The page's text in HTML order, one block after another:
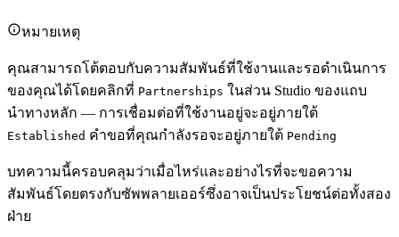
หมายเหตุ
คุณสามารถโต้ตอบกับความสัมพันธ์ที่ใช้งานและรอดำเนินการ
ของคุณได้โดยคลิกที่ Partnerships ในส่วน Studio ของแถบ
นำทางหลัก — การเชื่อมต่อที่ใช้งานอยู่จะอยู่ภายใต้
Established คำขอที่คุณกำลังรอจะอยู่ภายใต้ Pending
บทความนี้ครอบคลุมว่าเมื่อไหร่และอย่างไรที่จะขอความ
สัมพันธ์โดยตรงกับซัพพลายเออร์ซึ่งอาจเป็นประโยชน์ต่อทั้งสอง
ฝ่าย